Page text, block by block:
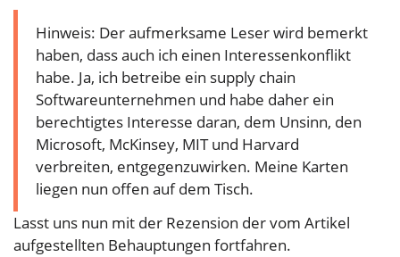
Hinweis: Der aufmerksame Leser wird bemerkt
haben, dass auch ich einen Interessenkonflikt
habe. Ja, ich betreibe ein supply chain
Softwareunternehmen und habe daher ein
berechtigtes Interesse daran, dem Unsinn, den
Microsoft, McKinsey, MIT und Harvard
verbreiten, entgegenzuwirken. Meine Karten
liegen nun offen auf dem Tisch.
Lasst uns nun mit der Rezension der vom Artikel
aufgestellten Behauptungen fortfahren.